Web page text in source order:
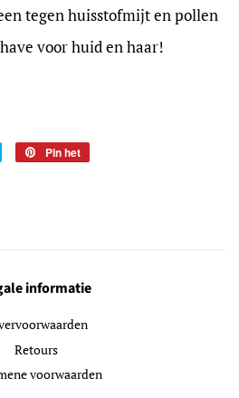
tegen huisstofmijt en pollen
voor huid en haar!
Twitteren Pin het
informatie
Retours
voorwaarden